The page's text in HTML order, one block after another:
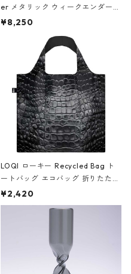
er メタリック ウィークエンダー
ボストンバッグ ショルダーバッグ
Black ジャン=ミッシェル・バスキ
ア/クラウン ブラック
¥8,250
LOQI ローキー Recycled Bag ト
ートバッグ エコバッグ 折りたたみ
大きめ 撥水加工 収納ポーチ CRO
CODILE/Black クロコダイル/ブラ
¥2,420